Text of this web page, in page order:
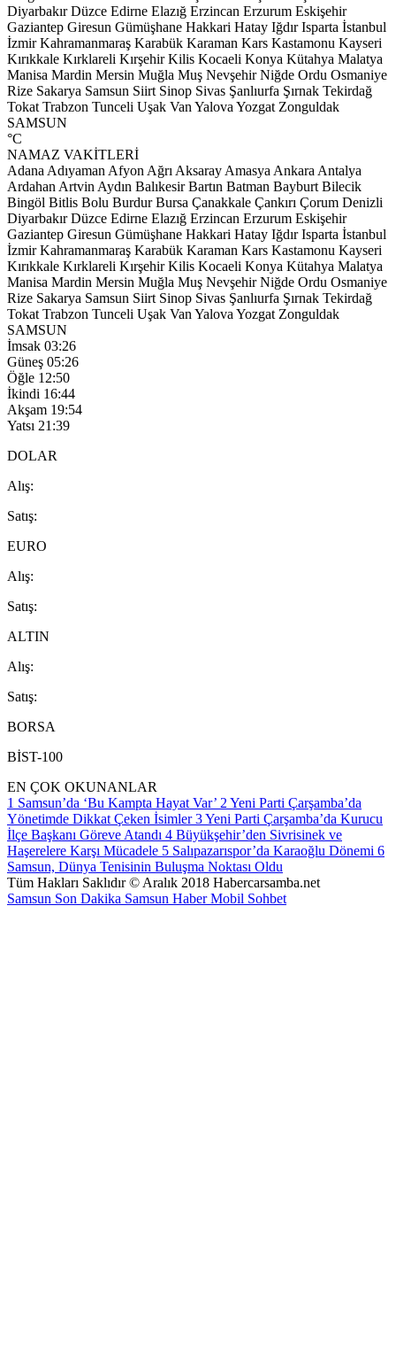
Diyarbakır Düzce Edirne Elazığ Erzincan Erzurum Eskişehir
Gaziantep Giresun Gümüşhane Hakkari Hatay Iğdır Isparta İstanbul
İzmir Kahramanmaraş Karabük Karaman Kars Kastamonu Kayseri
Kırıkkale Kırklareli Kırşehir Kilis Kocaeli Konya Kütahya Malatya
Manisa Mardin Mersin Muğla Muş Nevşehir Niğde Ordu Osmaniye
Rize Sakarya Samsun Siirt Sinop Sivas Şanlıurfa Şırnak Tekirdağ
Tokat Trabzon Tunceli Uşak Van Yalova Yozgat Zonguldak
SAMSUN
°C
NAMAZ VAKİTLERİ
Adana Adıyaman Afyon Ağrı Aksaray Amasya Ankara Antalya
Ardahan Artvin Aydın Balıkesir Bartın Batman Bayburt Bilecik
Bingöl Bitlis Bolu Burdur Bursa Çanakkale Çankırı Çorum Denizli
Diyarbakır Düzce Edirne Elazığ Erzincan Erzurum Eskişehir
Gaziantep Giresun Gümüşhane Hakkari Hatay Iğdır Isparta İstanbul
İzmir Kahramanmaraş Karabük Karaman Kars Kastamonu Kayseri
Kırıkkale Kırklareli Kırşehir Kilis Kocaeli Konya Kütahya Malatya
Manisa Mardin Mersin Muğla Muş Nevşehir Niğde Ordu Osmaniye
Rize Sakarya Samsun Siirt Sinop Sivas Şanlıurfa Şırnak Tekirdağ
Tokat Trabzon Tunceli Uşak Van Yalova Yozgat Zonguldak
SAMSUN
İmsak 03:26
Güneş 05:26
Öğle 12:50
İkindi 16:44
Akşam 19:54
Yatsı 21:39
DOLAR
Alış:
Satış:
EURO
Alış:
Satış:
ALTIN
Alış:
Satış:
BORSA
BİST-100
EN ÇOK OKUNANLAR
1 Samsun’da ‘Bu Kampta Hayat Var’ 2 Yeni Parti Çarşamba’da
Yönetimde Dikkat Çeken İsimler 3Yeni Parti Çarşamba’da Kurucu
İlçe Başkanı Göreve Atandı 4 Büyükşehir’den Sivrisinek ve
Haşerelere Karşı Mücadele 5 Salıpazarıspor’da Karaoğlu Dönemi 6
Samsun, Dünya Tenisinin Buluşma Noktası Oldu
Tüm Hakları Saklıdır © Aralık 2018 Habercarsamba.net
Samsun Son Dakika Samsun HaberMobil Sohbet